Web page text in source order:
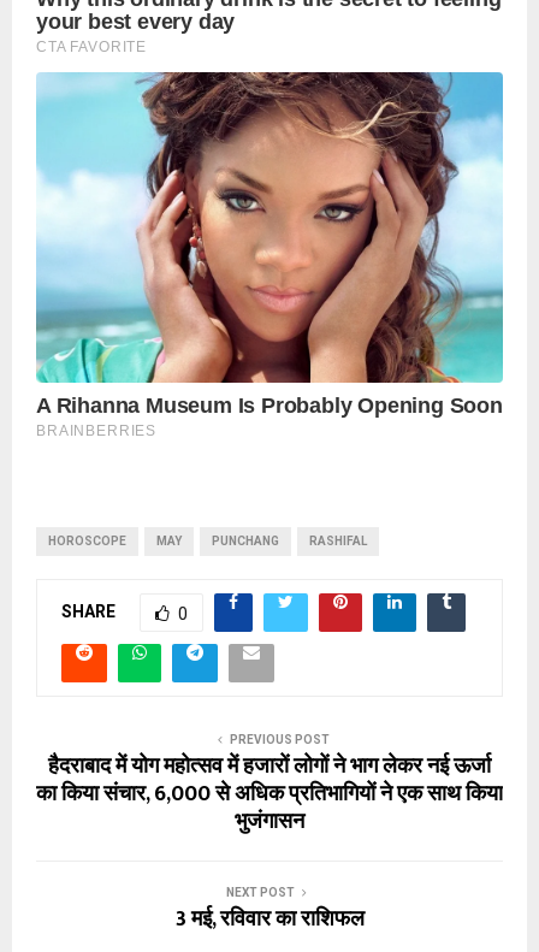
HOROSCOPE MAY PUNCHANG RASHIFAL
SHARE 0
PREVIOUS POST
हैदराबाद में योग महोत्सव में हजारों लोगों ने भाग लेकर नई ऊर्जा
का किया संचार, 6,000 से अधिक प्रतिभागियों ने एक साथ किया
भुजंगासन
NEXT POST
3 मई, रविवार का राशिफल